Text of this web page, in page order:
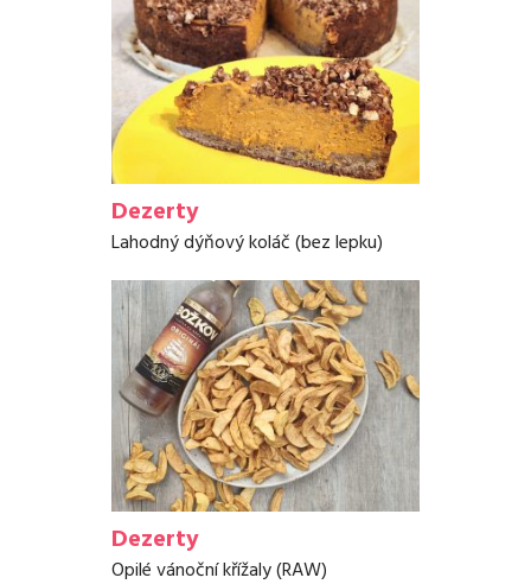
Dezerty
Lahodný dýňový koláč (bez lepku)
Dezerty
Opilé vánoční křížaly (RAW)